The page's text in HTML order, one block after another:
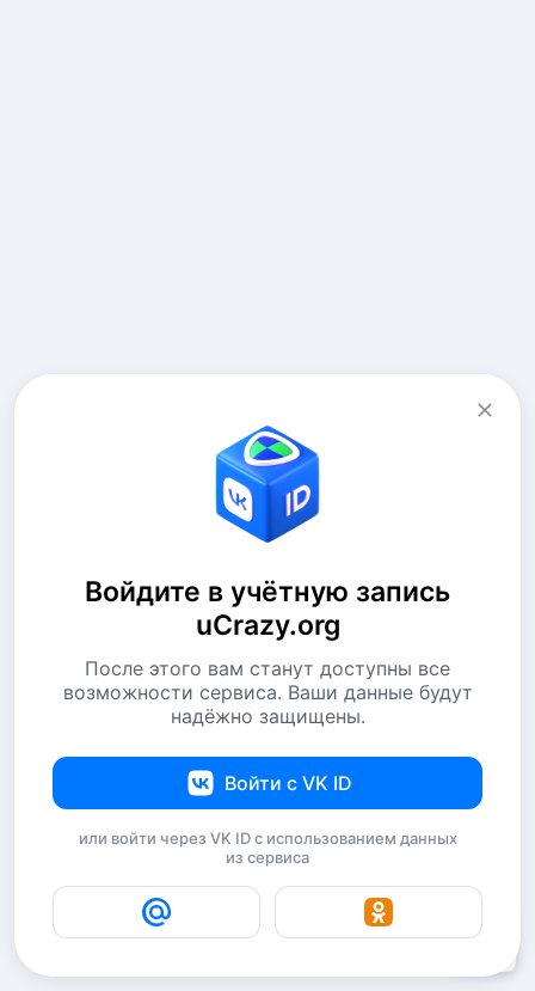
Войдите в учётную запись
uCrazy.org
После этого вам станут доступны все
возможности сервиса. Ваши данные будут
надёжно защищены.
Войти с VK ID
или войти через VK ID с использованием данных
из сервиса